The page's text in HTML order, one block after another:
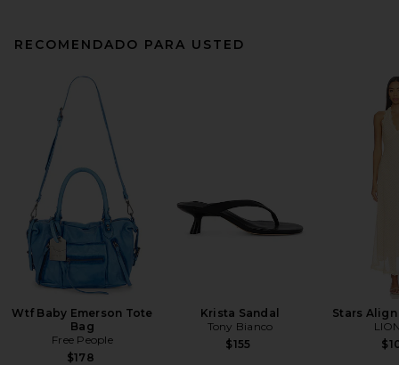
RECOMENDADO PARA USTED
Wtf Baby Emerson Tote
Bag
Free People
$178
Krista Sandal
Tony Bianco
$155
Stars